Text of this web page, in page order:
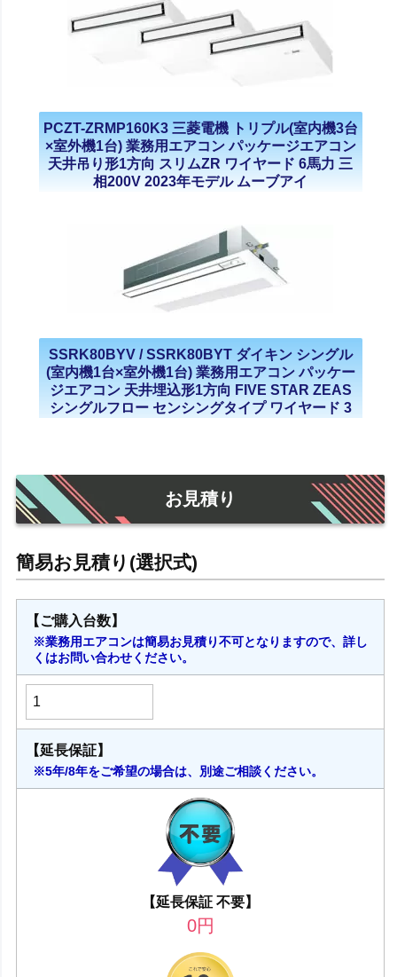
PCZT-ZRMP160K3 三菱電機 トリプル(室内機3台
×室外機1台) 業務用エアコン パッケージエアコン
天井吊り形1方向 スリムZR ワイヤード 6馬力 三
相200V 2023年モデル ムーブアイ
SSRK80BYV / SSRK80BYT ダイキン シングル
(室内機1台×室外機1台) 業務用エアコン パッケー
ジエアコン 天井埋込形1方向 FIVE STAR ZEAS
シングルフロー センシングタイプ ワイヤード 3
お見積り
【ご購入台数】
※業務用エアコンは簡易お見積り不可となりますので、詳し
くはお問い合わせください。
【延長保証】
※5年/8年をご希望の場合は、別途ご相談ください。
【延長保証 不要】
0円